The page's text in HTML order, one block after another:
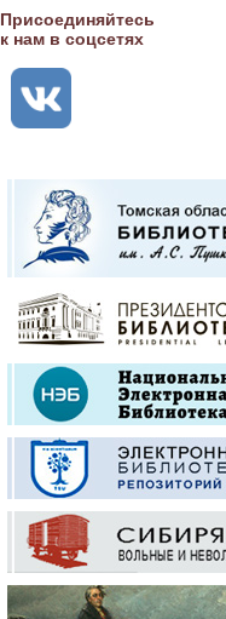
Присоединяйтесь
к нам в соцсетях